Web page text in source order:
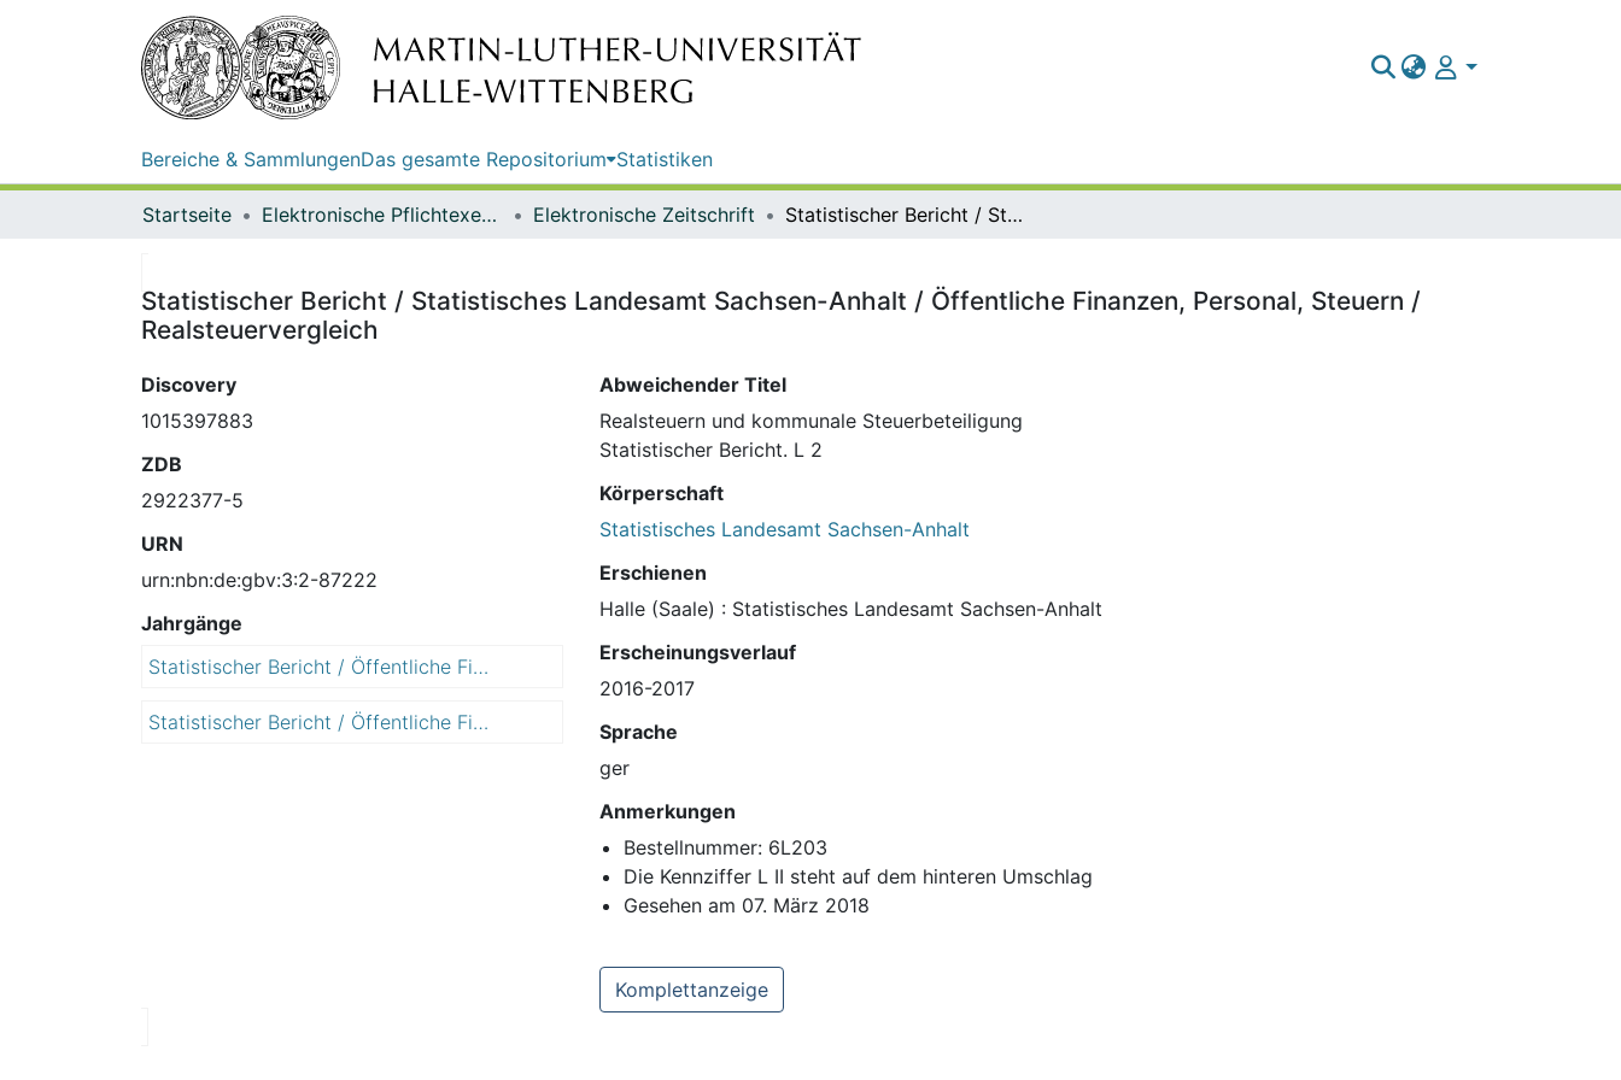
Bereiche & SammlungenDas gesamte Repositorium Statistiken
Startseite Elektronische Pflichtexemplare Elektronische Zeitschrift Statistischer Bericht / Statistisches Landesamt Sachsen-Anhalt / Öffentliche Finanzen, Personal, Steuern / Realsteuervergleich
Statistischer Bericht / Statistisches Landesamt Sachsen-Anhalt / Öffentliche Finanzen, Personal, Steuern /
Realsteuervergleich
Discovery
1015397883
ZDB
2922377-5
URN
urn:nbn:de:gbv:3:2-87222
Jahrgänge
Statistischer Bericht / Öffentliche Finanzen, Personal, Steuern / Realsteuervergleich
Statistischer Bericht / Öffentliche Finanzen, Personal, Steuern / Realsteuervergleich
Abweichender Titel
Realsteuern und kommunale Steuerbeteiligung
Statistischer Bericht. L 2
Körperschaft
Statistisches Landesamt Sachsen-Anhalt
Erschienen
Halle (Saale) : Statistisches Landesamt Sachsen-Anhalt
Erscheinungsverlauf
2016-2017
Sprache
ger
Anmerkungen
Bestellnummer: 6L203
Die Kennziffer L II steht auf dem hinteren Umschlag
Gesehen am 07. März 2018
Komplettanzeige